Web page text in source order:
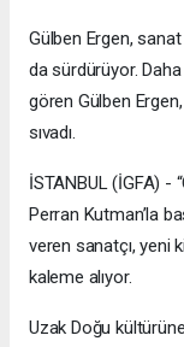
Gülben Ergen,
da sürdürüyor. Daha
gören Gülben
sıvadı.
İSTANBUL (İGFA) -
Perran Kutman’la
veren sanatçı, yeni
kaleme alıyor.
Uzak Doğu